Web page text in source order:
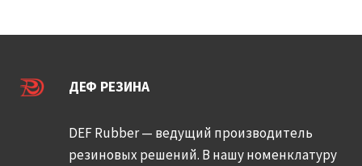
ДЕФ РЕЗИНА
DEF Rubber — ведущий производитель
резиновых решений. В нашу номенклатуру